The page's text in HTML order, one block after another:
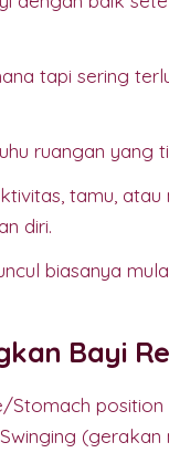
tapi sering
ruangan yang
tamu,
diri.
biasanya
Bayi
Stomach
Swinging